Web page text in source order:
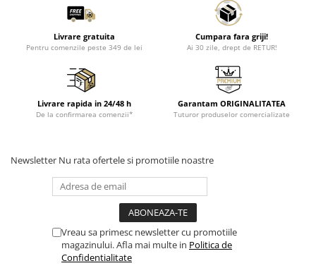
Livrare gratuita
Pentru comenzile peste 349 de lei
Cumpara fara griji!
Ai 30 zile, drept de RETUR!
Livrare rapida in 24/48 h
De la confirmarea comenzii*
Garantam ORIGINALITATEA
Tuturor produselor comercializate
Newsletter Nu rata ofertele si promotiile noastre
Vreau sa primesc newsletter cu promotiile
magazinului. Afla mai multe in Politica de
Confidentialitate